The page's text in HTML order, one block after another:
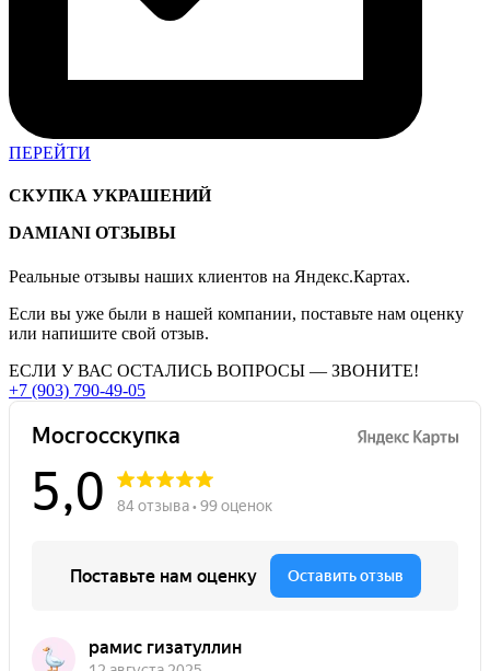
ПЕРЕЙТИ
СКУПКА УКРАШЕНИЙ
DAMIANI ОТЗЫВЫ
Реальные отзывы наших клиентов на Яндекс.Картах.
Если вы уже были в нашей компании, поставьте нам оценку
или напишите свой отзыв.
ЕСЛИ У ВАС ОСТАЛИСЬ ВОПРОСЫ — ЗВОНИТЕ!
+7 (903) 790-49-05